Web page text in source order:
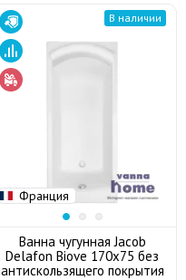
Франция
В наличии
Ванна чугунная Jacob
Delafon Biove 170x75 без
антискользящего покрытия